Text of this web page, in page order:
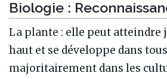
Biologie :
La plante : elle peut atteindre
haut et se développe dans
majoritairement dans les